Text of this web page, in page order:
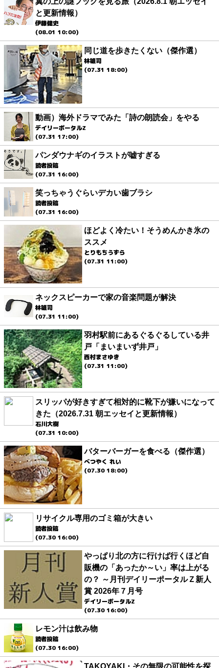
と更新情報）
伊藤健史
(08.01 10:00)
同じ道を歩きたくない（傑作選）
林雄司
(07.31 18:00)
動画）海外ドラマでみた「詩の朗読会」をやる
デイリーポータルZ
(07.31 17:00)
パンダウナギのイラストが嘘すぎる
読者投稿
(07.31 16:00)
笑っちゃうぐらいデカい歯ブラシ
読者投稿
(07.31 16:00)
ほどよく冷たい！そうめんかき氷の
ススメ
とりもちうずら
(07.31 11:00)
ネックスピーカーで家の音楽問題が解決
林雄司
(07.31 11:00)
羽村駅前にあるぐるぐるしている井
戸「まいまいず井戸」
西村まさゆき
(07.31 11:00)
スリッパが好きすぎて相対的に靴下が嫌いになって
きた（2026.7.31 朝エッセイと更新情報）
石川大樹
(07.31 10:00)
バターバーガーを食べる（傑作選）
べつやく れい
(07.30 18:00)
リサイクル専用のゴミ箱が大きい
読者投稿
(07.30 16:00)
やっぱり北の方に行けば行くほど自
販機の「あったか～い」率は上がる
の？ ～月刊デイリーポータルＺ新人
賞 2026年７月号
デイリーポータルZ
(07.30 16:00)
レモン汁は飲み物
読者投稿
(07.30 16:00)
TAKOYAKI・その無限の可能性を探